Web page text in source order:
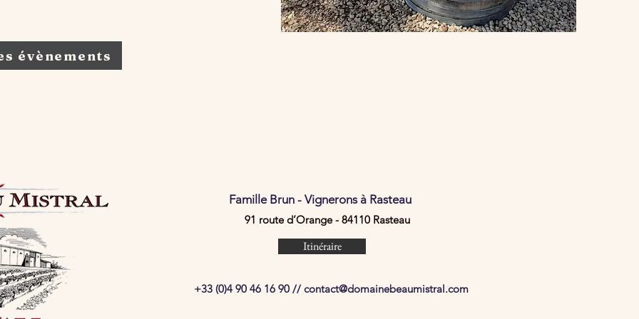
évènements
Famille Brun - Vignerons à Rasteau
91 route d’Orange - 84110 Rasteau
Itinéraire
+33 (0)4 90 46 16 90 // contact@domainebeaumistral.com